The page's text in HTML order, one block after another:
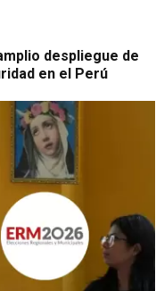
despliegue de
en el Perú